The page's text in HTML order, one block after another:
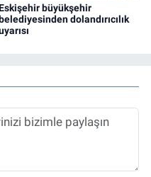
büyükşehir
dolandırıcılık